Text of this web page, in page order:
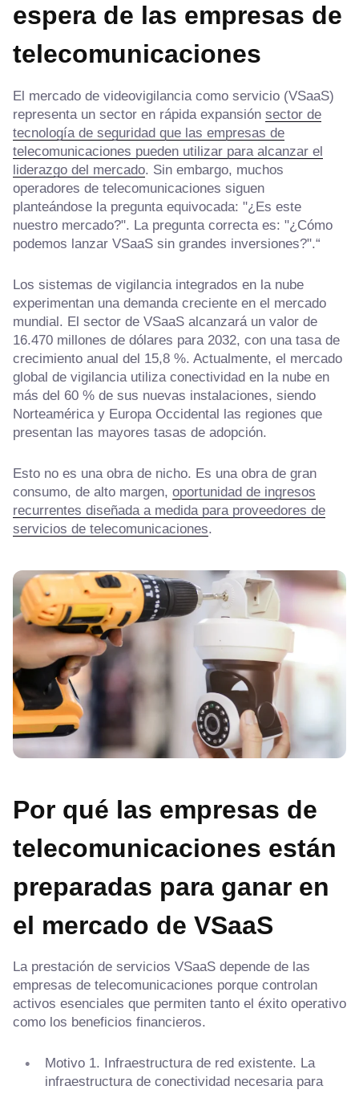
espera de las empresas de
telecomunicaciones
El mercado de videovigilancia como servicio (VSaaS)
representa un sector en rápida expansión sector de
tecnología de seguridad que las empresas de
telecomunicaciones pueden utilizar para alcanzar el
liderazgo del mercado. Sin embargo, muchos
operadores de telecomunicaciones siguen
planteándose la pregunta equivocada: "¿Es este
nuestro mercado?". La pregunta correcta es: "¿Cómo
podemos lanzar VSaaS sin grandes inversiones?".“
Los sistemas de vigilancia integrados en la nube
experimentan una demanda creciente en el mercado
mundial. El sector de VSaaS alcanzará un valor de
16.470 millones de dólares para 2032, con una tasa de
crecimiento anual del 15,8 %. Actualmente, el mercado
global de vigilancia utiliza conectividad en la nube en
más del 60 % de sus nuevas instalaciones, siendo
Norteamérica y Europa Occidental las regiones que
presentan las mayores tasas de adopción.
Esto no es una obra de nicho. Es una obra de gran
consumo, de alto margen, oportunidad de ingresos
recurrentes diseñada a medida para proveedores de
servicios de telecomunicaciones.
Por qué las empresas de
telecomunicaciones están
preparadas para ganar en
el mercado de VSaaS
La prestación de servicios VSaaS depende de las
empresas de telecomunicaciones porque controlan
activos esenciales que permiten tanto el éxito operativo
como los beneficios financieros.
Motivo 1. Infraestructura de red existente. La
infraestructura de conectividad necesaria para